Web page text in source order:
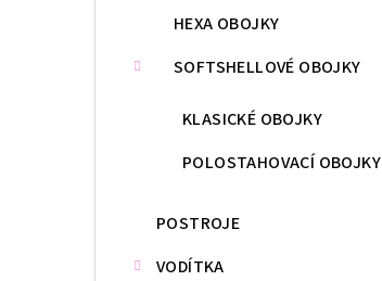
HEXA OBOJKY
SOFTSHELLOVÉ OBOJKY
KLASICKÉ OBOJKY
POLOSTAHOVACÍ OBOJKY
POSTROJE
VODÍTKA